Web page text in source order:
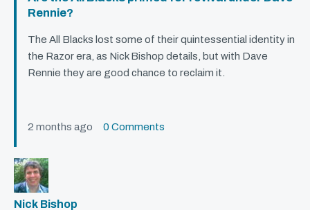
Rennie?
The All Blacks lost some of their quintessential identity in
the Razor era, as Nick Bishop details, but with Dave
Rennie they are good chance to reclaim it.
2 months ago 0 Comments
Nick Bishop